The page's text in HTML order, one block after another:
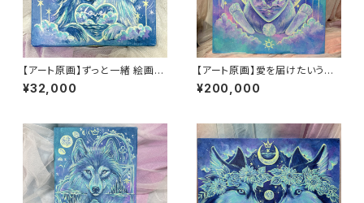
【アート原画】ずっと一緒 絵画
¥32,000
【アート原画】愛を届けたいうさ
ぎ 1点もの アクリル画
¥200,000